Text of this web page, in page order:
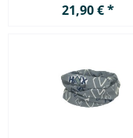
21,90 € *